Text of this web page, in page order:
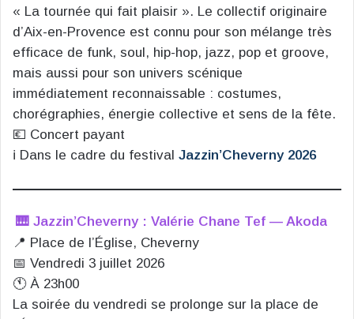
« La tournée qui fait plaisir ». Le collectif originaire
d’Aix-en-Provence est connu pour son mélange très
efficace de funk, soul, hip-hop, jazz, pop et groove,
mais aussi pour son univers scénique
immédiatement reconnaissable : costumes,
chorégraphies, énergie collective et sens de la fête.
💶 Concert payant
ℹ️ Dans le cadre du festival Jazzin’Cheverny 2026
🎹 Jazzin’Cheverny : Valérie Chane Tef — Akoda
📍 Place de l’Église, Cheverny
📅 Vendredi 3 juillet 2026
🕚 À 23h00
La soirée du vendredi se prolonge sur la place de